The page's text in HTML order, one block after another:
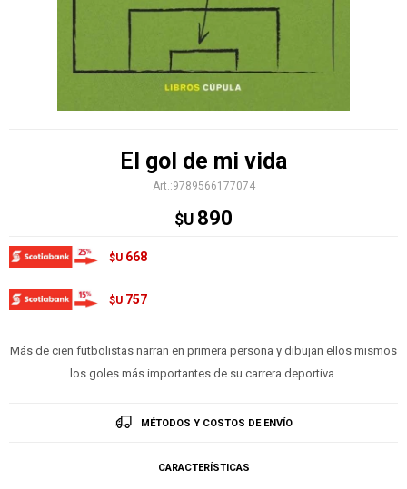
El gol de mi vida
9789566177074
$U 890
$U 668
$U 757
Más de cien futbolistas narran en primera persona y dibujan ellos mismos
los goles más importantes de su carrera deportiva.
MÉTODOS Y COSTOS DE ENVÍO
CARACTERÍSTICAS